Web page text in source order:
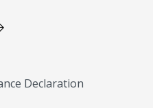
Declaration